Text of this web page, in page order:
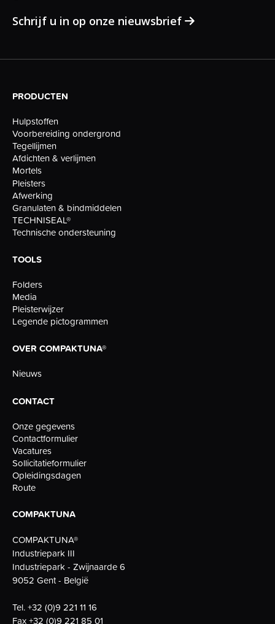
Schrijf u in op onze nieuwsbrief
PRODUCTEN
Hulpstoffen
Voorbereiding ondergrond
Tegellijmen
Afdichten & verlijmen
Mortels
Pleisters
Afwerking
Granulaten & bindmiddelen
TECHNISEAL®
Technische ondersteuning
TOOLS
Folders
Media
Pleisterwijzer
Legende pictogrammen
OVER COMPAKTUNA®
Nieuws
CONTACT
Onze gegevens
Contactformulier
Vacatures
Sollicitatieformulier
Opleidingsdagen
Route
COMPAKTUNA
COMPAKTUNA®
Industriepark III
Industriepark - Zwijnaarde 6
9052 Gent - België
Tel.+32 (0)9 221 11 16
Fax+32 (0)9 221 85 01